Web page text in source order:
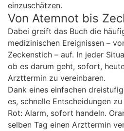
einzuschätzen.
Von Atemnot bis
Dabei greift das Buch die
medizinischen Ereignissen –
Zeckenstich – auf. In jeder
ob es darum geht, sofort,
Arzttermin zu vereinbaren.
Dank eines einfachen
es, schnelle Entscheidungen
Rot: Alarm, sofort handeln.
selben Tag einen Arzttermin